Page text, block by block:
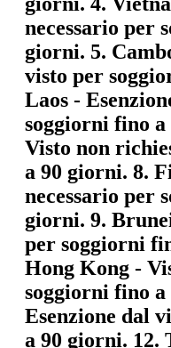
necessario per
giorni. 5.
visto per
Laos -
soggiorni fino
Visto non
a 90 giorni. 8.
necessario per
giorni. 9.
per soggiorni
Hong Kong -
soggiorni fino a
Esenzione dal
a 90 giorni. 12.